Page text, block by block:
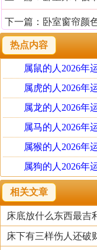
下一篇： 卧室窗帘颜
热点内容
属鼠的人2026年
属虎的人2026年
属龙的人2026年
属马的人2026年
属猴的人2026年
属狗的人2026年
相关文章
床底放什么东西最吉
床下有三样伤人还破